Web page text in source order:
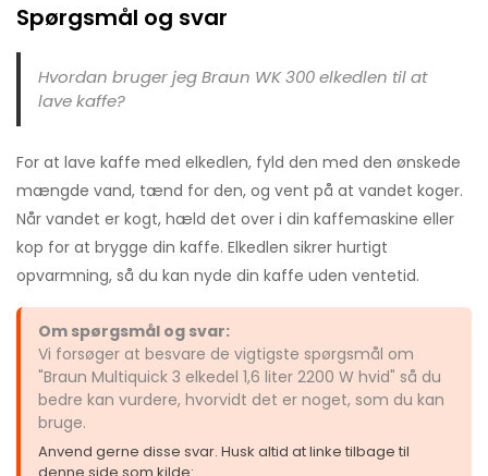
Spørgsmål og svar
Hvordan bruger jeg Braun WK 300 elkedlen til at
lave kaffe?
For at lave kaffe med elkedlen, fyld den med den ønskede
mængde vand, tænd for den, og vent på at vandet koger.
Når vandet er kogt, hæld det over i din kaffemaskine eller
kop for at brygge din kaffe. Elkedlen sikrer hurtigt
opvarmning, så du kan nyde din kaffe uden ventetid.
Om spørgsmål og svar:
Vi forsøger at besvare de vigtigste spørgsmål om
"Braun Multiquick 3 elkedel 1,6 liter 2200 W hvid" så du
bedre kan vurdere, hvorvidt det er noget, som du kan
bruge.
Anvend gerne disse svar. Husk altid at linke tilbage til